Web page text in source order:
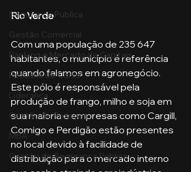
Segurança Publica
Gestão Comercial
Banking e Mercado de Capitais
Pecuária de Corte
Liderança
Gestão de Pessoas
MBA
Gestão de Segurança Publica
Rio Verde
Com uma população de 235 647
habitantes, o município é referência
quando falamos em agronegócio.
Este pólo é responsável pela
produção de frango, milho e soja em
sua maioria e empresas como Cargill,
Comigo e Perdigão estão presentes
no local devido à facilidade de
distribuição para o mercado interno